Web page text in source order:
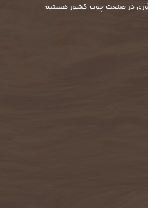
در صنعت چوب کشور هستیم